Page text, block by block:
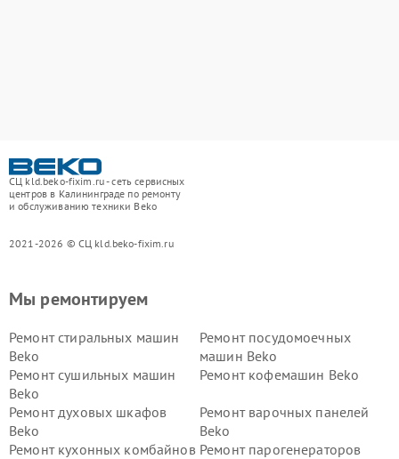
СЦ kld.beko-fixim.ru - сеть сервисных
центров в Калининграде по ремонту
и обслуживанию техники Beko
2021-2026 © СЦ kld.beko-fixim.ru
Мы ремонтируем
Ремонт стиральных машин
Beko
Ремонт посудомоечных
машин Beko
Ремонт сушильных машин
Beko
Ремонт кофемашин Beko
Ремонт духовых шкафов
Beko
Ремонт варочных панелей
Beko
Ремонт кухонных комбайнов Ремонт парогенераторов